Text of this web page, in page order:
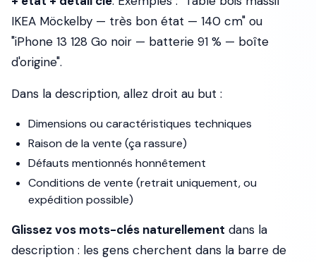
IKEA Möckelby — très bon état — 140 cm" ou
"iPhone 13 128 Go noir — batterie 91 % — boîte
d'origine".
Dans la description, allez droit au but :
Dimensions ou caractéristiques techniques
Raison de la vente (ça rassure)
Défauts mentionnés honnêtement
Conditions de vente (retrait uniquement, ou
expédition possible)
Glissez vos mots-clés naturellement dans la
description : les gens cherchent dans la barre de